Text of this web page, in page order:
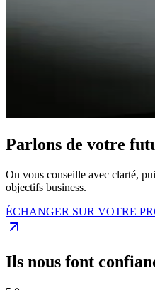
Parlons de votre
On vous conseille avec clarté,
objectifs business.
ÉCHANGER SUR VOTRE
Ils nous font